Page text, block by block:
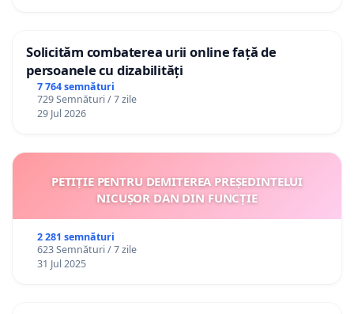
Solicităm combaterea urii online față de
persoanele cu dizabilități
7 764 semnături
729 Semnături / 7 zile
29 Jul 2026
PETIȚIE PENTRU DEMITEREA PREȘEDINTELUI
NICUȘOR DAN DIN FUNCȚIE
2 281 semnături
623 Semnături / 7 zile
31 Jul 2025